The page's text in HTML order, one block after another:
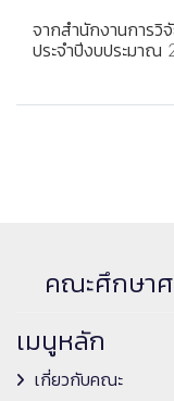
จากสำนักงานการวิ
ประจำปีงบประมาณ
คณะศึกษา
เมนูหลัก
เกี่ยวกับคณะ